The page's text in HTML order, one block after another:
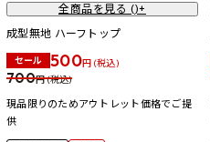
全商品を見る ()+
成型無地 ハーフトップ
セール 500円 (税込)
700円 (税込)
現品限りのためアウトレット価格でご提
供